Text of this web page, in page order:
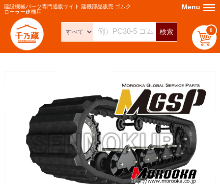
建設機械パーツ専門通販サイト 建機部品販売 ゴムク
ローラー建機用
検索 0
Menu Menu